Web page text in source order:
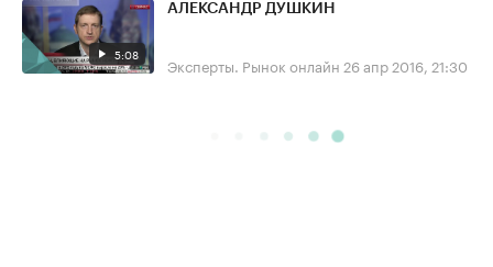
5:08
АЛЕКСАНДР ДУШКИН
Эксперты. Рынок онлайн 26 апр 2016, 21:30